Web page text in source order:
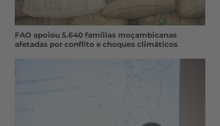
FAO apoiou 5.640 famílias moçambicanas
afetadas por conflito e choques climáticos